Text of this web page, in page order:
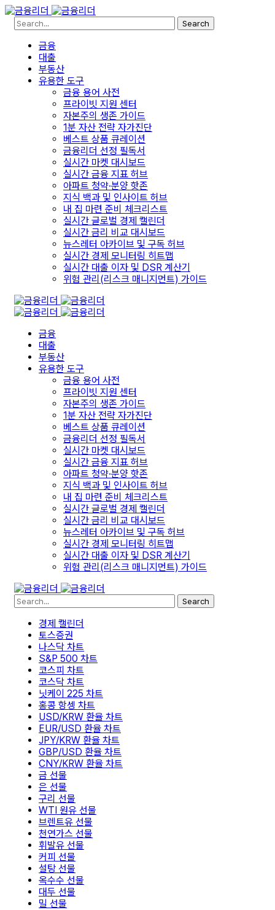
Search
금융
대출
부동산
유용한 도구
금융 용어 사전
프라이빗 지원 센터
자본주의 생존 가이드
1분 자산 전략 자가진단
베스트 상품 큐레이션
금융리더 선정 필독서
실시간 마켓 대시보드
실시간 금융 지표 허브
아파트 청약·분양 핫존
지식 백과 및 인사이트 허브
내 집 마련 준비 체크리스트
실시간 글로벌 경제 캘린더
실시간 금리 비교 대시보드
뉴스레터 아카이브 및 구독 허브
실시간 경제 모니터링 히트맵
실시간 대출 이자 및 DSR 계산기
위험 관리(리스크 매니지먼트) 가이드
금융
대출
부동산
유용한 도구
금융 용어 사전
프라이빗 지원 센터
자본주의 생존 가이드
1분 자산 전략 자가진단
베스트 상품 큐레이션
금융리더 선정 필독서
실시간 마켓 대시보드
실시간 금융 지표 허브
아파트 청약·분양 핫존
지식 백과 및 인사이트 허브
내 집 마련 준비 체크리스트
실시간 글로벌 경제 캘린더
실시간 금리 비교 대시보드
뉴스레터 아카이브 및 구독 허브
실시간 경제 모니터링 히트맵
실시간 대출 이자 및 DSR 계산기
위험 관리(리스크 매니지먼트) 가이드
Search
경제 캘린더
토스증권
나스닥 차트
S&P 500 차트
코스피 차트
코스닥 차트
닛케이 225 차트
홍콩 항셍 차트
USD/KRW 환율 차트
EUR/USD 환율 차트
JPY/KRW 환율 차트
GBP/USD 환율 차트
CNY/KRW 환율 차트
금 선물
은 선물
구리 선물
WTI 원유 선물
브렌트유 선물
천연가스 선물
휘발유 선물
커피 선물
설탕 선물
옥수수 선물
대두 선물
밀 선물